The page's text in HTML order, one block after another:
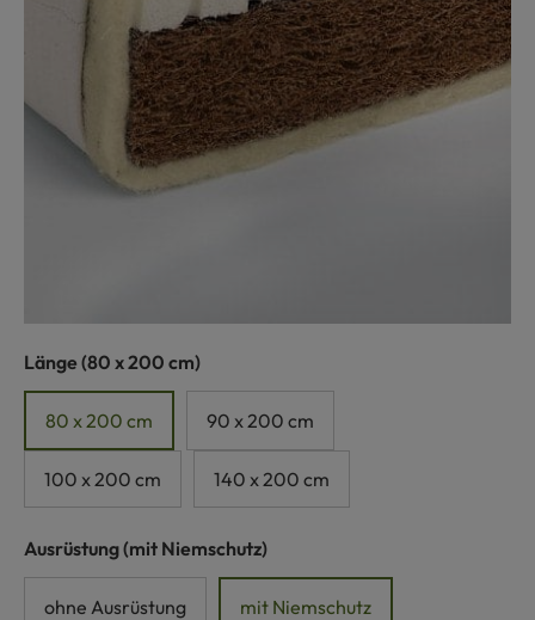
Länge auswählen
(80 x 200 cm)
80 x 200 cm 90 x 200 cm
100 x 200 cm 140 x 200 cm
Ausrüstungauswählen
(mit Niemschutz)
ohne Ausrüstung mit Niemschutz